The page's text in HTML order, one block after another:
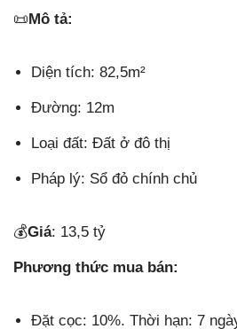
📜Mô tả:
Diện tích: 82,5m²
Đường: 12m
Loại đất: Đất ở đô thị
Pháp lý: Sổ đỏ chính chủ
💰Giá: 13,5 tỷ
Phương thức mua bán:
Đặt cọc: 10%. Thời hạn: 7